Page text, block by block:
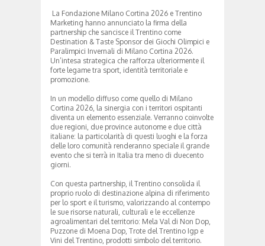
La Fondazione Milano Cortina 2026 e Trentino
Marketing hanno annunciato la firma della
partnership che sancisce il Trentino come
Destination & Taste Sponsor dei Giochi Olimpici e
Paralimpici Invernali di Milano Cortina 2026.
Un’intesa strategica che rafforza ulteriormente il
forte legame tra sport, identità territoriale e
promozione.
In un modello diffuso come quello di Milano
Cortina 2026, la sinergia con i territori ospitanti
diventa un elemento essenziale. Verranno coinvolte
due regioni, due province autonome e due città
italiane: la particolarità di questi luoghi e la forza
delle loro comunità renderanno speciale il grande
evento che si terrà in Italia tra meno di duecento
giorni.
Con questa partnership, il Trentino consolida il
proprio ruolo di destinazione alpina di riferimento
per lo sport e il turismo, valorizzando al contempo
le sue risorse naturali, culturali e le eccellenze
agroalimentari del territorio: Mela Val di Non Dop,
Puzzone di Moena Dop, Trote del Trentino Igp e
Vini del Trentino, prodotti simbolo del territorio.